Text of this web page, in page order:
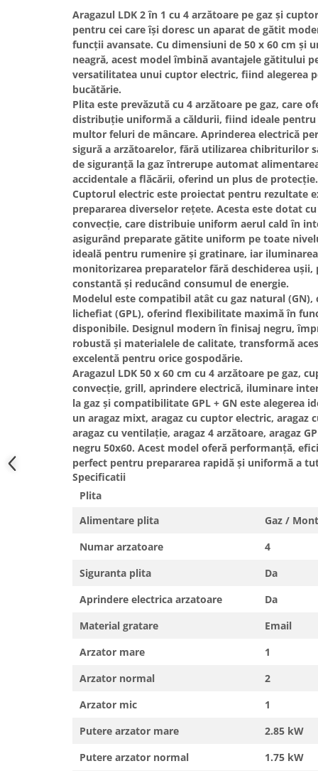
Hote bucatarie
Hote cupolare
Hote decorative
Hote incorporabile
Hote telescopice
Hote traditionale
Masini de Spalat Rufe & Uscatoare
Accesorii masini de spalat &
Masini automate de spalat rufe
Masini de spalat rufe cu uscator
Masini de spalat rufe verticale
Uscatoare de rufe
Masini de spalat vase
Masini de spalat vase incorporabile
Masini de spalat vase
independente
Motoburghiu/Foreza pamant
Pachete Incorporabile
Pirostrii & Arzatoare
Plasa umbrire
Pompe de stropit
Semanatoare,Plantatoare
Suflante & Aspiratoare
Suflante Frunze
Aparate de aer conditionat
Incubatoare oua
Aragazul LDK 2 în 1 cu 4 arzătoare pe gaz și
pentru cei care își doresc un aparat de gătit
funcții avansate. Cu dimensiuni de 50 x 60 cm și
neagră, acest model îmbină avantajele gătitului
versatilitatea unui cuptor electric, fiind alegerea
bucătărie.
Plita este prevăzută cu 4 arzătoare pe gaz, care
distribuție uniformă a căldurii, fiind ideale
multor feluri de mâncare. Aprinderea electrică
sigură a arzătoarelor, fără utilizarea chibriturilor
de siguranță la gazîntrerupe automat
accidentale a flăcării, oferind un plus de protecție.
Cuptorul electric este proiectat pentru rezultate
prepararea diverselor rețete. Acesta este dotat cu
convecție, care distribuie uniform aerul cald în
asigurând preparate gătite uniform pe toate
ideală pentru rumenire și gratinare, iar
monitorizarea preparatelor fără deschiderea
constantă și reducând consumul de energie.
Modelul este compatibil atât cu gaz natural (GN),
lichefiat (GPL), oferind flexibilitate maximă în
disponibile. Designul modern în finisaj negru,
robustă și materialele de calitate, transformă
excelentă pentru orice gospodărie.
Aragazul LDK 50 x 60 cm cu 4 arzătoare pe gaz,
convecție, grill, aprindere electrică, iluminare
la gaz și compatibilitate GPL + GN este alegerea
un aragaz mixt, aragaz cu cuptor electric, aragaz
aragaz cu ventilație, aragaz 4 arzătoare, aragaz
negru 50x60. Acest model oferă performanță,
perfect pentru prepararea rapidă și uniformă a
Specificatii
Plita
Alimentare plita
Gaz /
Numar arzatoare
4
Siguranta plita
Da
Aprindere electrica arzatoare
Da
Material gratare
Email
Arzator mare
1
Arzator normal
2
Arzator mic
1
Putere arzator mare
2.85 kW
Putere arzator normal
1.75 kW